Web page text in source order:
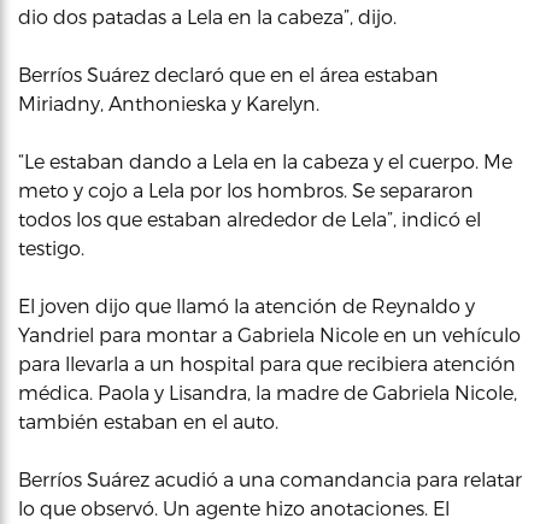
dio dos patadas a Lela en la cabeza”, dijo.
Berríos Suárez declaró que en el área estaban
Miriadny, Anthonieska y Karelyn.
“Le estaban dando a Lela en la cabeza y el cuerpo. Me
meto y cojo a Lela por los hombros. Se separaron
todos los que estaban alrededor de Lela”, indicó el
testigo.
El joven dijo que llamó la atención de Reynaldo y
Yandriel para montar a Gabriela Nicole en un vehículo
para llevarla a un hospital para que recibiera atención
médica. Paola y Lisandra, la madre de Gabriela Nicole,
también estaban en el auto.
Berríos Suárez acudió a una comandancia para relatar
lo que observó. Un agente hizo anotaciones. El